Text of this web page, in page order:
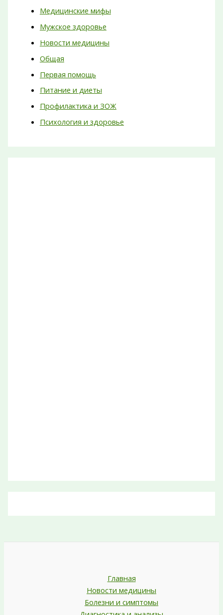
Медицинские мифы
Мужское здоровье
Новости медицины
Общая
Первая помощь
Питание и диеты
Профилактика и ЗОЖ
Психология и здоровье
Главная
Новости медицины
Болезни и симптомы